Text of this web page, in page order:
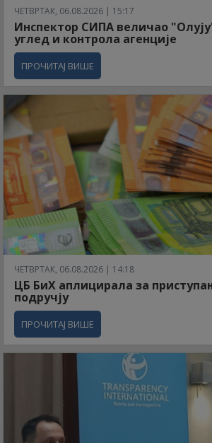
ЧЕТВРТАК, 06.08.2026 | 15:17
Инспектор СИПА величао
углед и контрола агенције
ПРОЧИТАЈ ВИШЕ
ЧЕТВРТАК, 06.08.2026 | 14:18
ЦБ БиХ аплицирала за
подручју
ПРОЧИТАЈ ВИШЕ